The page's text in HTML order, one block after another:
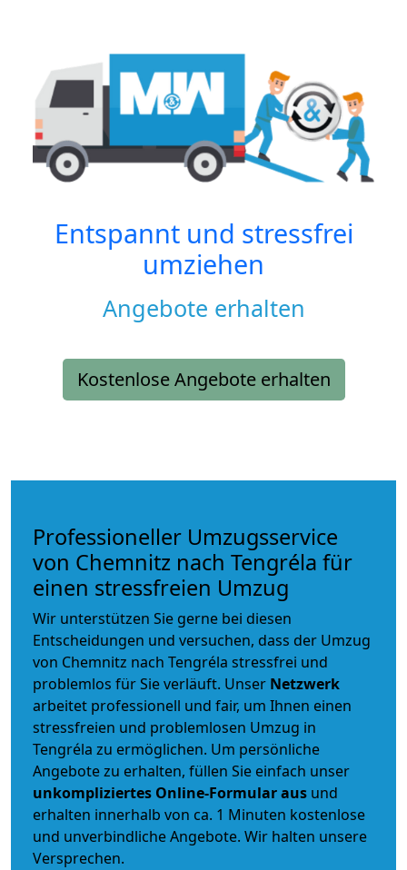
Entspannt und stressfrei
umziehen
Angebote erhalten
Kostenlose Angebote erhalten
Professioneller Umzugsservice
von Chemnitz nach Tengréla für
einen stressfreien Umzug
Wir unterstützen Sie gerne bei diesen
Entscheidungen und versuchen, dass der Umzug
von Chemnitz nach Tengréla stressfrei und
problemlos für Sie verläuft. Unser Netzwerk
arbeitet professionell und fair, um Ihnen einen
stressfreien und problemlosen Umzug in
Tengréla zu ermöglichen. Um persönliche
Angebote zu erhalten, füllen Sie einfach unser
unkompliziertes Online-Formular aus und
erhalten innerhalb von ca. 1 Minuten kostenlose
und unverbindliche Angebote. Wir halten unsere
Versprechen.